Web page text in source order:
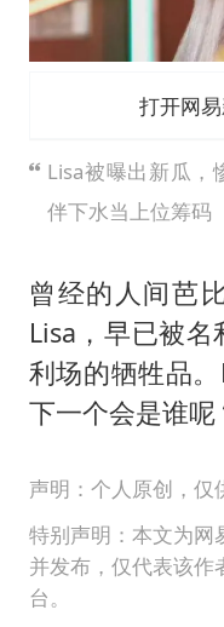
打开网
Lisa被曝出新瓜，
伴下水当上位筹码
曾经的人间芭
Lisa，早已被
利场的牺牲品
下一个会是谁呢
声明：个人原创，仅
特别声明：本文为网
并发布，仅代表该作
台。